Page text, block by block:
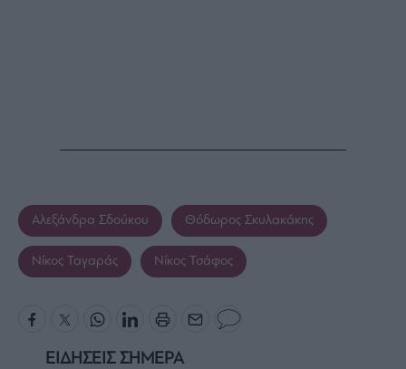
Αλεξάνδρα Σδούκου Θόδωρος Σκυλακάκης
Νίκος Ταγαράς Νίκος Τσάφος
ΕΙΔΗΣΕΙΣ ΣΗΜΕΡΑ